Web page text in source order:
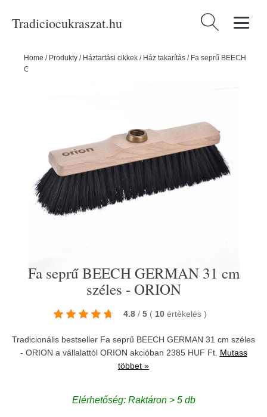
Tradiciocukraszat.hu Keresés:
Home / Produkty / Háztartási cikkek / Ház takarítás / Fa seprű BEECH
GERMAN 31 cm széles - ORION
Fa seprű BEECH GERMAN 31 cm
széles - ORION
4.8 / 5 ( 10 értékelés )
Tradicionális bestseller Fa seprű BEECH GERMAN 31 cm széles
- ORION a vállalattól ORION akcióban 2385 HUF Ft. Mutass
többet »
Elérhetőség: Raktáron > 5 db